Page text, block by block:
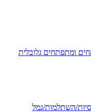
ומתפתחים גלובלית
השתלמות/גמל